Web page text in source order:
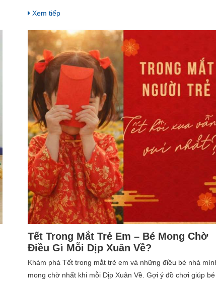
và nuôi dưỡng tâm hồn. Hãy cùng Baby Của Tôi tìm ra
nhà nhỏ" lý tưởng nhất cho thiên thần của bạn ngay sau
đây.
Xem tiếp
Tết Trong Mắt Trẻ Em – Bé Mong Chờ
Điều Gì Mỗi Dịp Xuân Về?
Khám phá Tết trong mắt trẻ em và những điều bé nhà
mong chờ nhất khi mỗi Dịp Xuân Về. Gợi ý đồ chơi giúp bé